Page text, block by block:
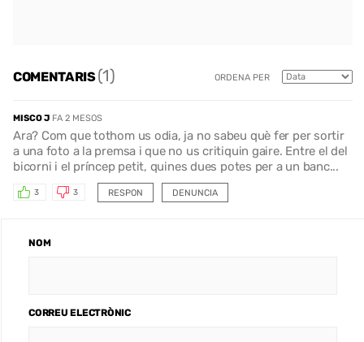
COMENTARIS(1) ORDENA PER
MISCO J FA 2 MESOS
Ara? Com que tothom us odia, ja no sabeu què fer per sortir
a una foto a la premsa i que no us critiquin gaire. Entre el del
bicorni i el príncep petit, quines dues potes per a un banc...
RESPON
3 3 DENUNCIA
NOM
CORREU ELECTRÒNIC